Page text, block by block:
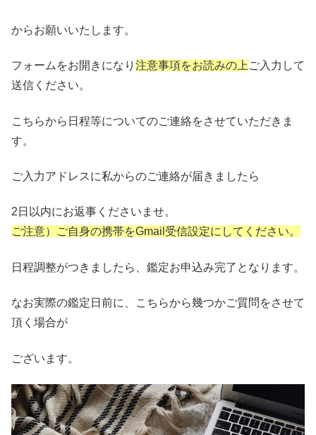
からお願いいたします。
フォームをお開きになり 注意事項をお読みの上 ご入力して
送信ください。
こちらから日程等についてのご連絡をさせていただきま
す。
ご入力アドレスに私からのご連絡が届きましたら
2日以内にお返事くださいませ。
ご注意）ご自身の携帯をGmail受信設定にしてください。
日程調整がつきましたら、鑑定お申込み完了となります。
なお実際の鑑定日前に、こちらから幾つかご質問をさせて
頂く場合が
ございます。